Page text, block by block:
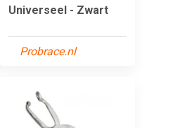
Universeel - Zwart
Probrace.nl